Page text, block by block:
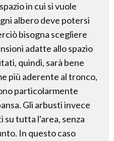
in cui si vuole
albero deve potersi
bisogna scegliere
adatte allo spazio
quindi, sarà bene
più aderente al tronco,
particolarmente
Gli arbusti invece
tutta l'area, senza
In questo caso